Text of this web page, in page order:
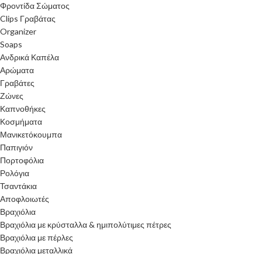
Φροντίδα Σώματος
Clips Γραβάτας
Organizer
Soaps
Ανδρικά Καπέλα
Αρώματα
Γραβάτες
Ζώνες
Καπνοθήκες
Κοσμήματα
Μανικετόκουμπα
Παπιγιόν
Πορτοφόλια
Ρολόγια
Τσαντάκια
Αποφλοιωτές
Βραχιόλια
Βραχιόλια με κρύσταλλα & ημιπολύτιμες πέτρες
Βραχιόλια με πέρλες
Βραχιόλια μεταλλικά